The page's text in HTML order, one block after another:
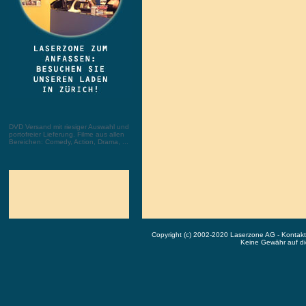
DVD Versand mit riesiger Auswahl und
portofreier Lieferung. Filme aus allen
Bereichen: Comedy, Action, Drama, ...
Copyright (c) 2002-2020 Laserzone AG -
Keine Gewähr auf